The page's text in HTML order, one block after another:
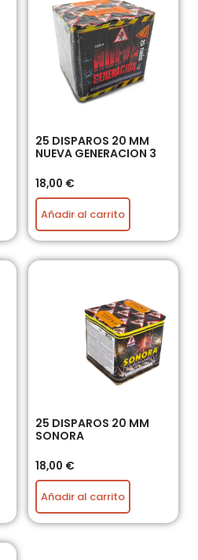
25 DISPAROS 20 MM
NUEVA GENERACION 3
18,00 €
Añadir al carrito
25 DISPAROS 20 MM
SONORA
18,00 €
Añadir al carrito